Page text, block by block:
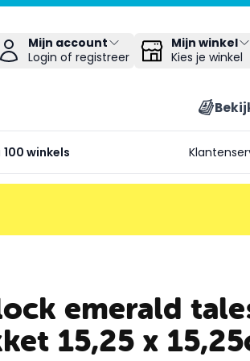
Mijn account
Login of registreer
Mijn winkel
Kies je winkel
100 winkels
emerald
15,25 x